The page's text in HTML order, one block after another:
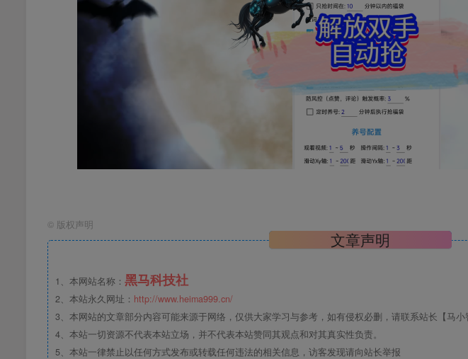
© 版权声明
文章声明
1、本网站名称： 黑马科技社
2、本站永久网址： http://www.heima999.cn/
3、本网站的文章部分内容可能来源于网络，仅供大家学习与参考，如有侵权必删，请联系站长【马小
4、本站一切资源不代表本站立场，并不代表本站赞同其观点和对其真实性负责。
5、本站一律禁止以任何方式发布或转载任何违法的相关信息，访客发现请向站长举报